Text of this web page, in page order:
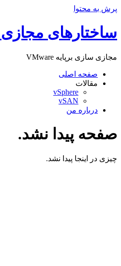
پرش به محتوا
ساختارهای
مجازی سازی برپایه VMware
صفحه اصلی
مقالات
vSphere
vSAN
درباره من
صفحه پیدا نشد.
چیزی در اینجا پیدا نشد.